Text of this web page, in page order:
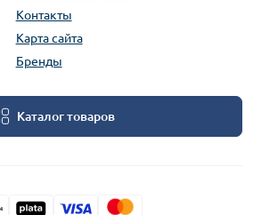
Контакты
Карта сайта
Бренды
Каталог товаров